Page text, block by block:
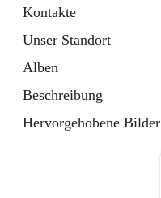
Kontakte
Unser Standort
Alben
Beschreibung
Hervorgehobene Bilder